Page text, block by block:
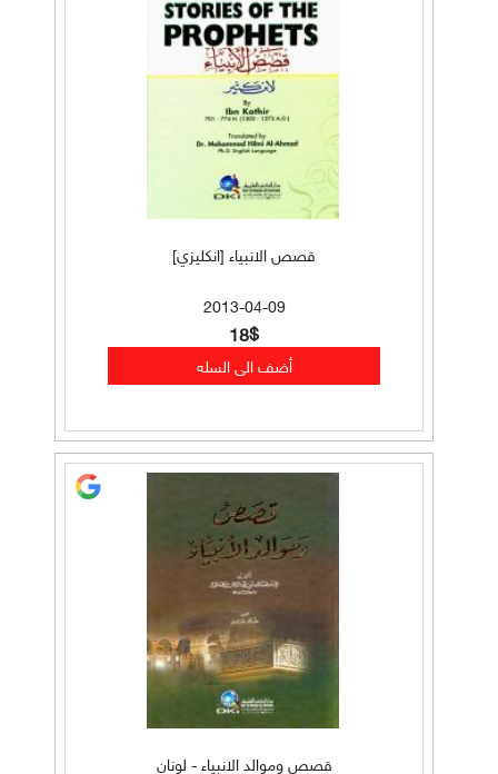
قصص الانبياء [انكليزي]
2013-04-09
18$
قصص وموالد الانبياء - لونان